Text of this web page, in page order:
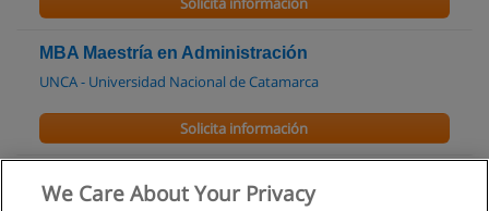
MBA Maestría en Administración
UNCA - Universidad Nacional de Catamarca
Solicita información
Ficcionalista de Cristina Livigni. Dictado por ella
We Care About Your Privacy